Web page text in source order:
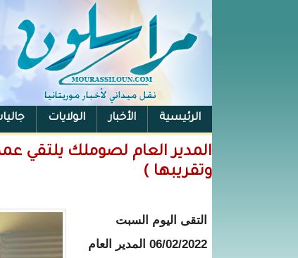
الرئيسية الأخبار الولايات
الفيس بوك
المدير العام لصوملك
وتقريبها )
التقى اليوم السبت
06/02/2022 المدير العام